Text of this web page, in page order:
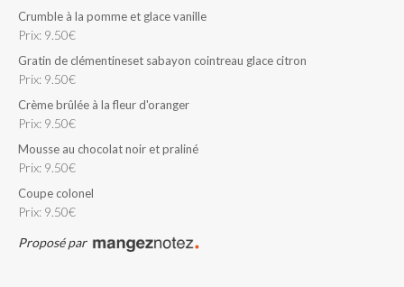
Crumble à la pomme et glace vanille
Prix: 9.50€
Gratin de clémentineset sabayon cointreau glace citron
Prix: 9.50€
Crème brûlée à la fleur d'oranger
Prix: 9.50€
Mousse au chocolat noir et praliné
Prix: 9.50€
Coupe colonel
Prix: 9.50€
Proposé par